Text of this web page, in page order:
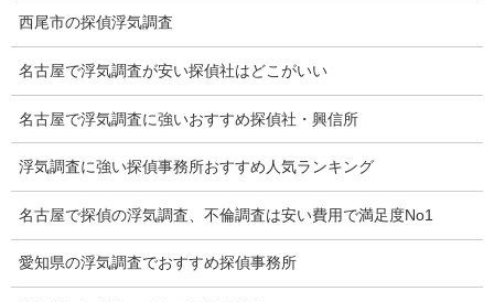
報告書サンプル
Q&A
浮気証拠は何回必要か？
浮気調査時間
調査料金のご質問
西尾市の探偵浮気調査
名古屋で浮気調査が安い探偵社はどこがいい
名古屋で浮気調査に強いおすすめ探偵社・興信所
浮気調査に強い探偵事務所おすすめ人気ランキング
名古屋で探偵の浮気調査、不倫調査は安い費用で満足度No1
愛知県の浮気調査でおすすめ探偵事務所